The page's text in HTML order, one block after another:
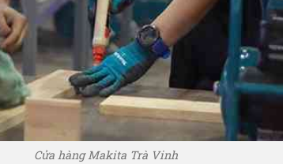
Cửa hàng Makita Trà Vinh